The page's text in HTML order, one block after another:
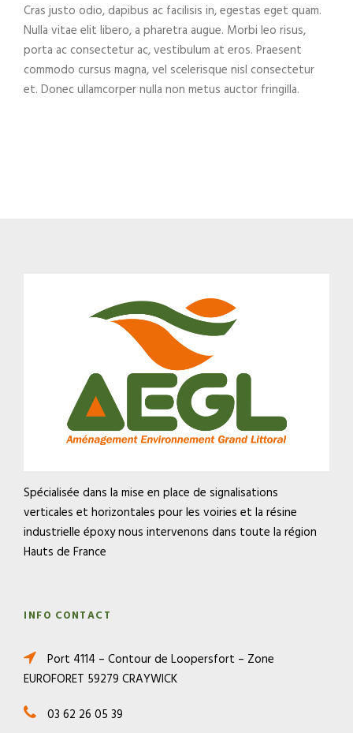
Cras justo odio, dapibus ac facilisis in, egestas eget quam.
Nulla vitae elit libero, a pharetra augue. Morbi leo risus,
porta ac consectetur ac, vestibulum at eros. Praesent
commodo cursus magna, vel scelerisque nisl consectetur
et. Donec ullamcorper nulla non metus auctor fringilla.
Spécialisée dans la mise en place de signalisations
verticales et horizontales pour les voiries et la résine
industrielle époxy nous intervenons dans toute la région
Hauts de France
INFO CONTACT
Port 4114 – Contour de Loopersfort – Zone
EUROFORET 59279 CRAYWICK
03 62 26 05 39